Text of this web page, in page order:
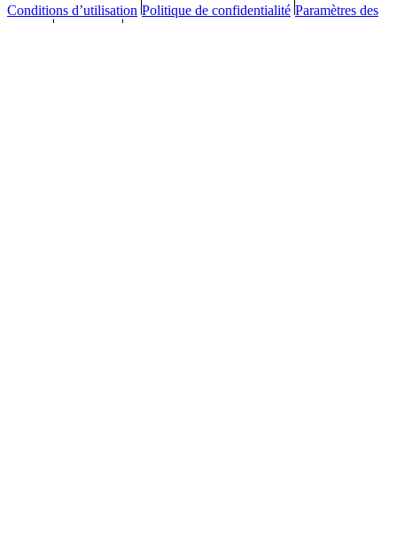
Conditions d’utilisation Politique de confidentialité Paramètres des